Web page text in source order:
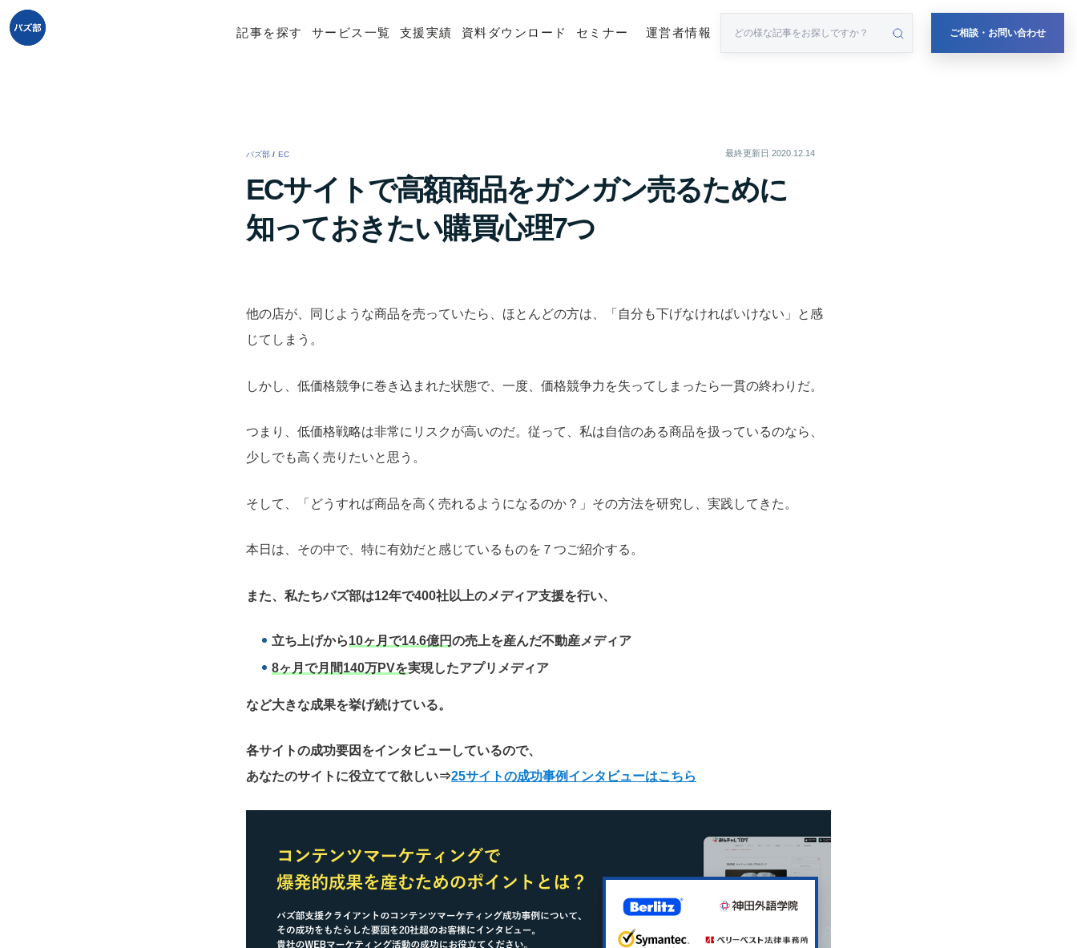
記事を探す サービス一覧 支援実績 資料ダウンロード セミナー 運営者情報 ご相談・お問い合わせ
バズ部 / EC 最終更新日 2020.12.14
ECサイトで高額商品をガンガン売るために
知っておきたい購買心理7つ
他の店が、同じような商品を売っていたら、ほとんどの方は、「自分も下げなければいけない」と感
じてしまう。
しかし、低価格競争に巻き込まれた状態で、一度、価格競争力を失ってしまったら一貫の終わりだ。
つまり、低価格戦略は非常にリスクが高いのだ。従って、私は自信のある商品を扱っているのなら、
少しでも高く売りたいと思う。
そして、「どうすれば商品を高く売れるようになるのか？」その方法を研究し、実践してきた。
本日は、その中で、特に有効だと感じているものを７つご紹介する。
また、私たちバズ部は12年で400社以上のメディア支援を行い、
立ち上げから10ヶ月で14.6億円の売上を産んだ不動産メディア
8ヶ月で月間140万PVを実現したアプリメディア
など大きな成果を挙げ続けている。
各サイトの成功要因をインタビューしているので、
あなたのサイトに役立てて欲しい⇒25サイトの成功事例インタビューはこちら